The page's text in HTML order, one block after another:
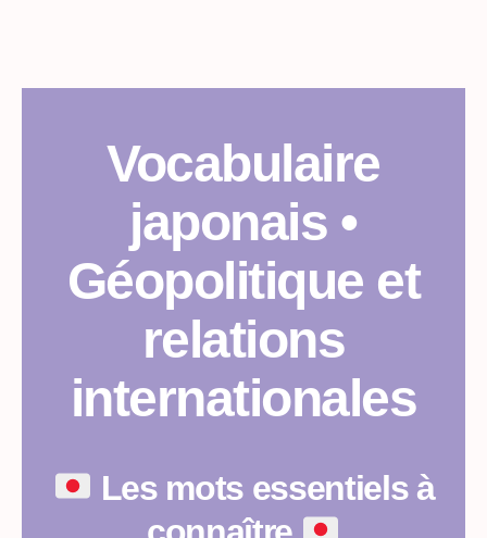
Vocabulaire
japonais •
Géopolitique et
relations
internationales
Les mots essentiels à